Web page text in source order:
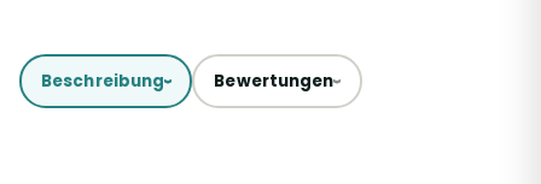
Beschreibung Bewertungen